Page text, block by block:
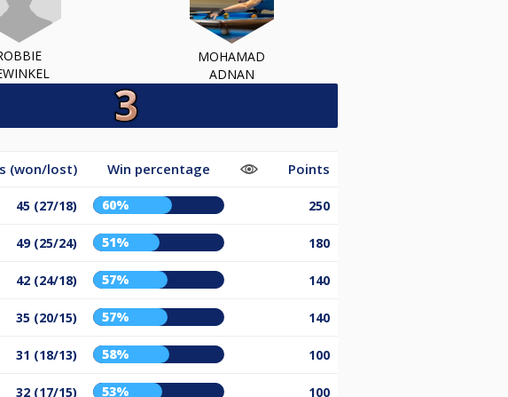
MOHAMAD
ADNAN
(won/lost) Win percentage Points
45 (27/18) 60% 250
49 (25/24) 51% 180
42 (24/18) 57% 140
35 (20/15) 57% 140
31 (18/13) 58% 100
32 (17/15) 53% 100